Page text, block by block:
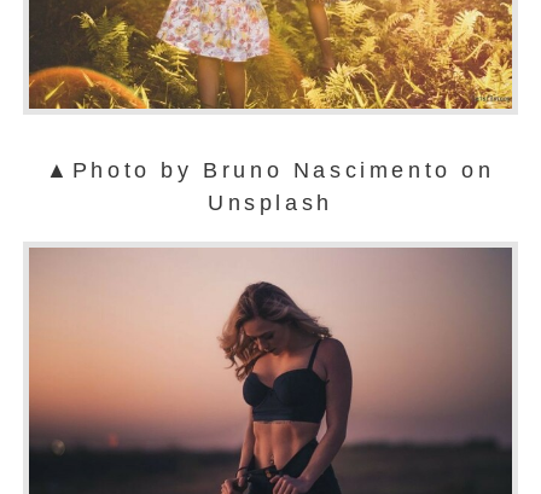
▲Photo by Bruno Nascimento on
Unsplash